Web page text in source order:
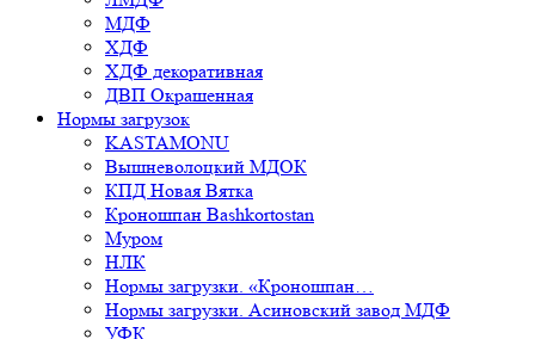
МДФ
ХДФ
ХДФ декоративная
ДВП Окрашенная
Нормы загрузок
KASTAMONU
Вышневолоцкий МДОК
КПД Новая Вятка
Кроношпан Bashkortostan
Муром
НЛК
Нормы загрузки. «Кроношпан…
Нормы загрузки. Асиновский завод МДФ
УФК